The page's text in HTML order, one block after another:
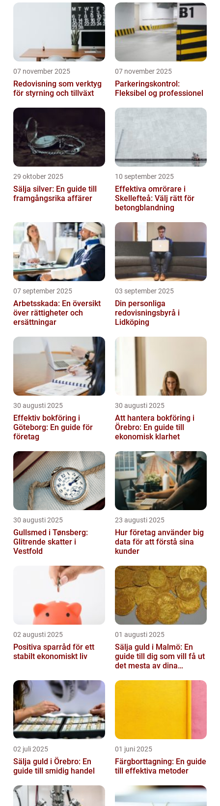
07 november 2025
Redovisning som verktyg
för styrning och tillväxt
07 november 2025
Parkeringskontrol:
Fleksibel og professionel
29 oktober 2025
Sälja silver: En guide till
framgångsrika affärer
10 september 2025
Effektiva omrörare i
Skellefteå: Välj rätt för
betongblandning
07 september 2025
Arbetsskada: En översikt
över rättigheter och
ersättningar
03 september 2025
Din personliga
redovisningsbyrå i
Lidköping
30 augusti 2025
Effektiv bokföring i
Göteborg: En guide för
företag
30 augusti 2025
Att hantera bokföring i
Örebro: En guide till
ekonomisk klarhet
30 augusti 2025
Gullsmed i Tønsberg:
Glitrende skatter i
Vestfold
23 augusti 2025
Hur företag använder big
data för att förstå sina
kunder
02 augusti 2025
Positiva sparråd för ett
stabilt ekonomiskt liv
01 augusti 2025
Sälja guld i Malmö: En
guide till dig som vill få ut
det mesta av dina
02 juli 2025
Sälja guld i Örebro: En
guide till smidig handel
01 juni 2025
Färgborttagning: En guide
till effektiva metoder